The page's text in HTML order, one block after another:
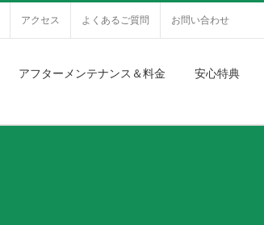
アクセス よくあるご質問 お問い合わせ
アフターメンテナンス＆料金 安心特典